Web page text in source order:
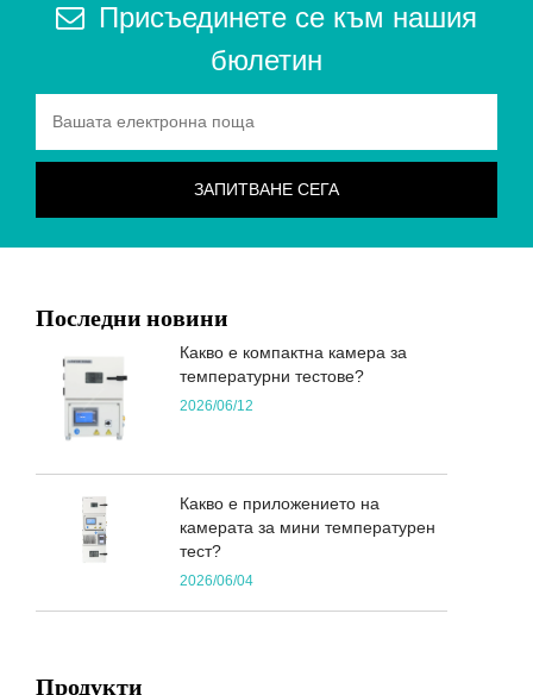
Присъединете се към нашия
бюлетин
Последни новини
Какво е компактна камера за
температурни тестове?
2026/06/12
Какво е приложението на
камерата за мини температурен
тест?
2026/06/04
Продукти